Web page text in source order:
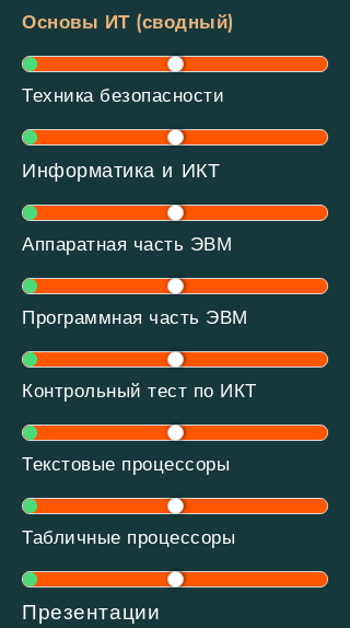
Основы ИТ (сводный)
Техника безопасности
Информатика и ИКТ
Аппаратная часть ЭВМ
Программная часть ЭВМ
Контрольный тест по ИКТ
Текстовые процессоры
Табличные процессоры
Презентации